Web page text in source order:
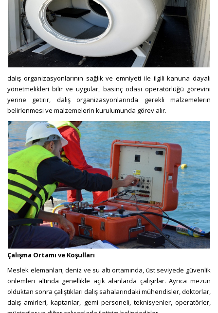
dalış organizasyonlarının sağlık ve emniyeti ile ilgili kanuna dayalı
yönetmelikleri bilir ve uygular, basınç odası operatörlüğü görevini
yerine getirir,
dalış organizasyonlarında gerekli malzemelerin
belirlenmesi ve malzemelerin kurulumunda görev alır.
Çalışma Ortamı ve Koşulları
Meslek elemanları; deniz ve su altı ortamında, üst seviyede güvenlik
önlemleri altında genellikle açık alanlarda çalışırlar. Ayrıca mezun
olduktan sonra çalıştıkları dalış sahalarındaki mühendisler, doktorlar,
dalış amirleri, kaptanlar, gemi personeli, teknisyenler, operatörler,